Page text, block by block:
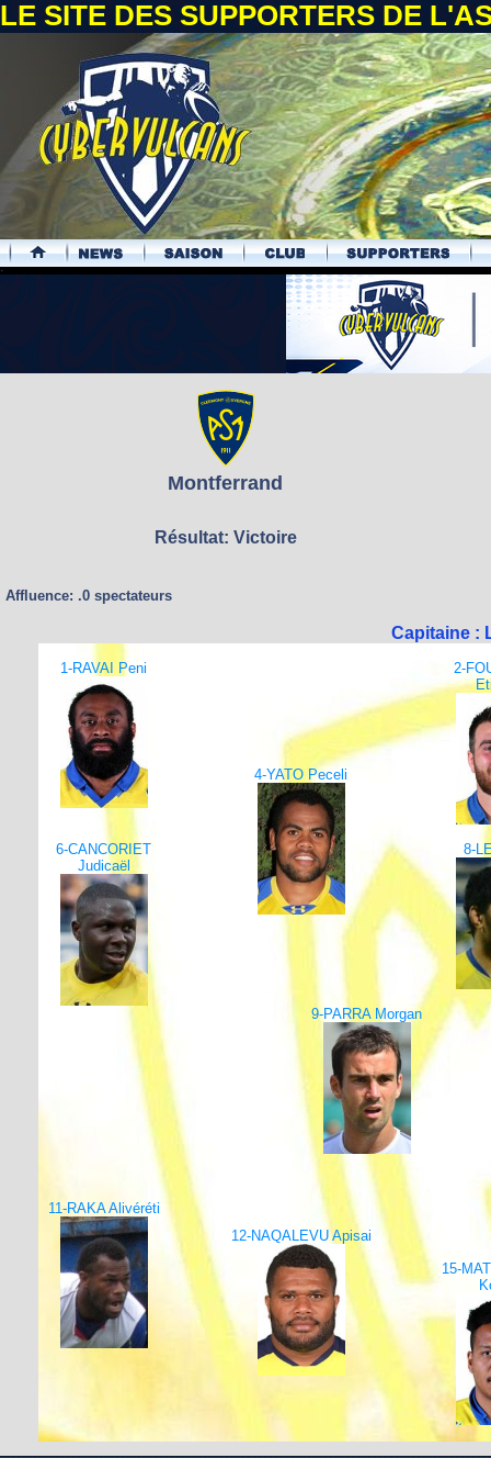
LE SITE DES SUPPORTERS DE
.
Montferrand
Résultat: Victoire
Affluence: .0 spectateurs
Capitaine :
1-RAVAI Peni
2-
4-YATO Peceli
6-CANCORIET
Judicaël
8-
9-PARRA Morgan
11-RAKA Alivéréti
12-NAQALEVU Apisai
15-